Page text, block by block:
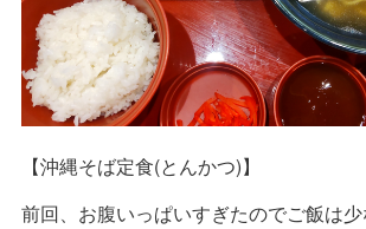
【沖縄そば定食(とんかつ)】
前回、お腹いっぱいすぎたのでご飯は